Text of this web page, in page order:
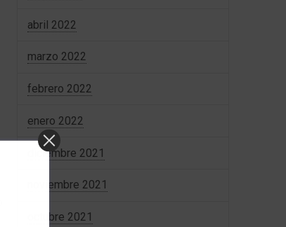
abril 2022
marzo 2022
febrero 2022
enero 2022
diciembre 2021
noviembre 2021
octubre 2021